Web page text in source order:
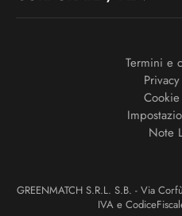
Termini e
Note
GREENMATCH S.R.L. S.B. - Via
IVA e